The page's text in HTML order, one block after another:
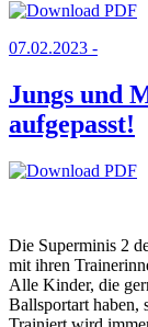
07.02.2023 -
Jungs und
aufgepasst!
Die Superminis 2
mit ihren
Alle Kinder, die
Ballsportart haben,